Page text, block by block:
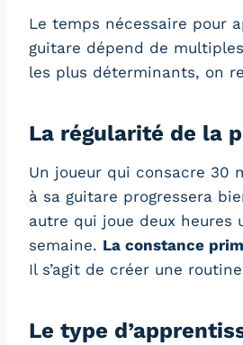
Le temps nécessaire pour
guitare dépend de
les plus déterminants, on
La régularité de la
Un joueur qui consacre 30
à sa guitare progressera
autre qui joue deux heures
semaine. La constance
Il s’agit de créer une
Le type